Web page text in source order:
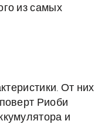
из самых
От них
Риоби
и